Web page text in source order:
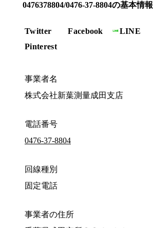
0476378804/0476-37-8804の基本情報
Twitter Facebook LINE
Pinterest
事業者名
株式会社新葉測量成田支店
電話番号
0476-37-8804
回線種別
固定電話
事業者の住所